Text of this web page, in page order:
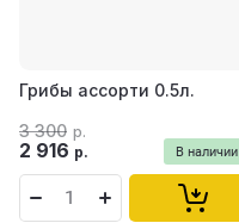
Грибы ассорти 0.5л.
В наличии
3 300 р.
2 916 р.